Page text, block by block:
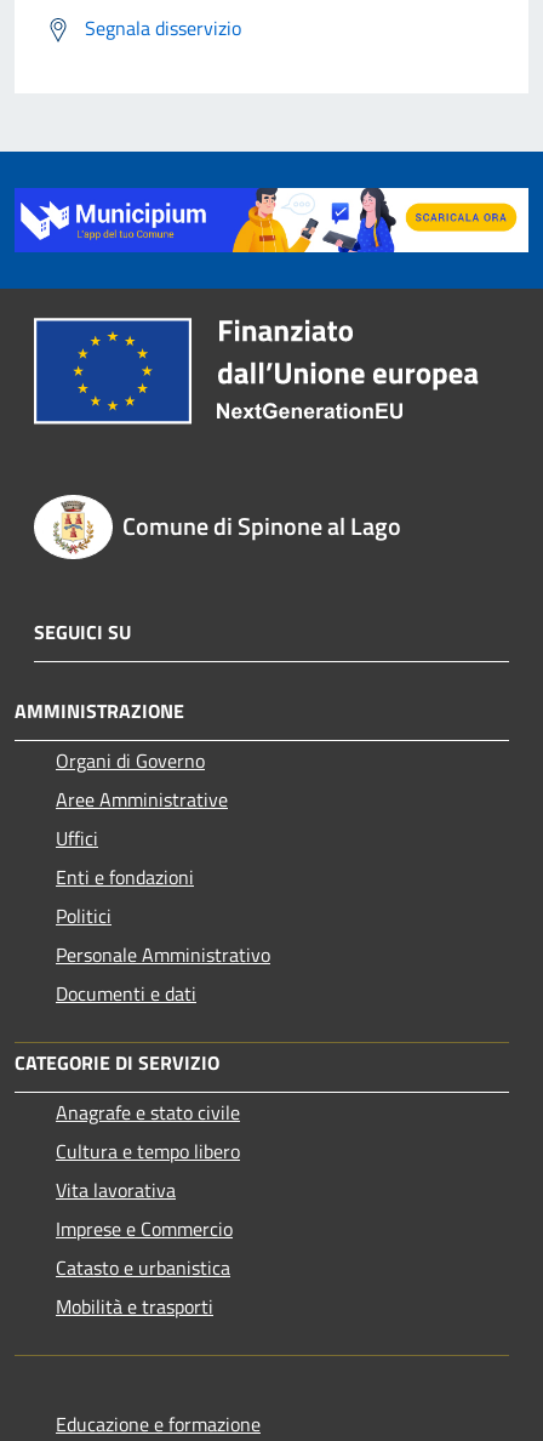
Segnala disservizio
Comune di Spinone al Lago
SEGUICI SU
AMMINISTRAZIONE
Organi di Governo
Aree Amministrative
Uffici
Enti e fondazioni
Politici
Personale Amministrativo
Documenti e dati
CATEGORIE DI SERVIZIO
Anagrafe e stato civile
Cultura e tempo libero
Vita lavorativa
Imprese e Commercio
Catasto e urbanistica
Mobilità e trasporti
Educazione e formazione